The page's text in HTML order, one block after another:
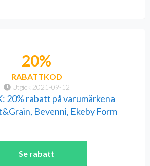
Utgick 2021-09-12
20%
RABATTKOD
20% rabatt på varumärkena
Bevenni, Ekeby Form
Se rabatt